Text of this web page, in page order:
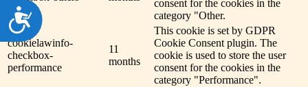
Dostępność
consent for the cookies in the
category "Other.
cookielawinfo-
checkbox-
performance
11
months
This cookie is set by GDPR
Cookie Consent plugin. The
cookie is used to store the user
consent for the cookies in the
category "Performance".